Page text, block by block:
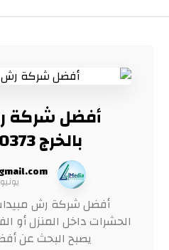
أفضل شركة
بالخرج 0578840373
يونيو 29, 2026
أفضل شركة رش مبيدات
الحشرات داخل المنزل أو
يصبح البحث عن